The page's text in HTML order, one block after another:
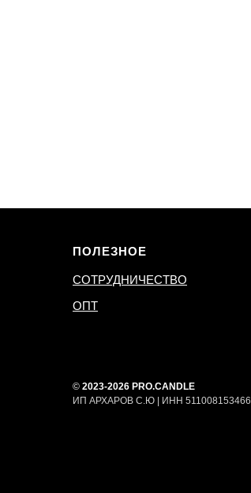
ПОЛЕЗНОЕ
СОТРУДНИЧЕСТВО
ОПТ
© 2023-2026 PRO.CANDLE
ИП АРХАРОВ С.Ю | ИНН 511008153466